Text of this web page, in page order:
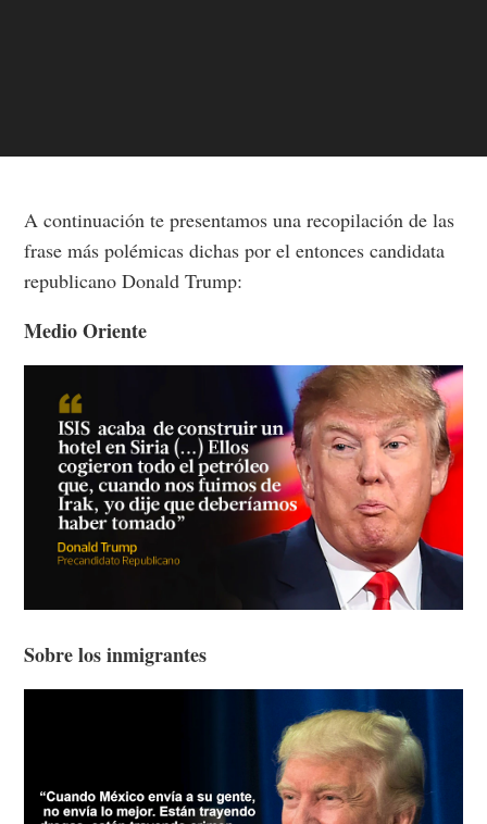
A continuación te presentamos una recopilación de las
frase más polémicas dichas por el entonces candidata
republicano Donald Trump:
Medio Oriente
Sobre los inmigrantes